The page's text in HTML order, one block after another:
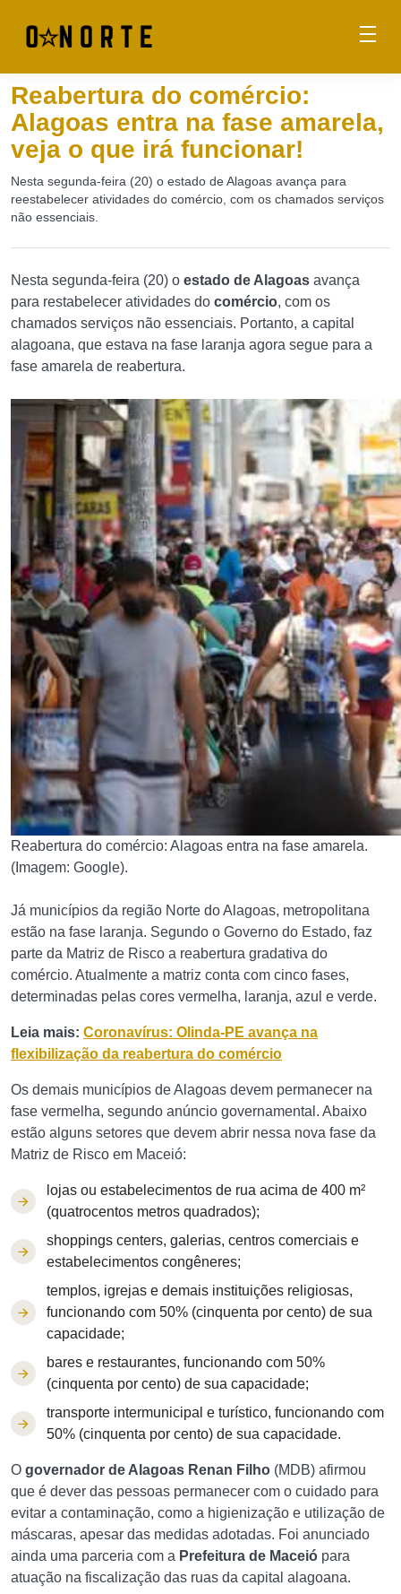
Reabertura do comércio:
Alagoas entra na fase amarela,
veja o que irá funcionar!
Nesta segunda-feira (20) o estado de Alagoas avança para
reestabelecer atividades do comércio, com os chamados serviços
não essenciais.
Nesta segunda-feira (20) o estado de Alagoas avança
para restabelecer atividades do comércio, com os
chamados serviços não essenciais. Portanto, a capital
alagoana, que estava na fase laranja agora segue para a
fase amarela de reabertura.
Reabertura do comércio: Alagoas entra na fase amarela.
(Imagem: Google).
Já municípios da região Norte do Alagoas, metropolitana
estão na fase laranja. Segundo o Governo do Estado, faz
parte da Matriz de Risco a reabertura gradativa do
comércio. Atualmente a matriz conta com cinco fases,
determinadas pelas cores vermelha, laranja, azul e verde.
Leia mais: Coronavírus: Olinda-PE avança na
flexibilização da reabertura do comércio
Os demais municípios de Alagoas devem permanecer na
fase vermelha, segundo anúncio governamental. Abaixo
estão alguns setores que devem abrir nessa nova fase da
Matriz de Risco em Maceió:
lojas ou estabelecimentos de rua acima de 400 m²
(quatrocentos metros quadrados);
shoppings centers, galerias, centros comerciais e
estabelecimentos congêneres;
templos, igrejas e demais instituições religiosas,
funcionando com 50% (cinquenta por cento) de sua
capacidade;
bares e restaurantes, funcionando com 50%
(cinquenta por cento) de sua capacidade;
transporte intermunicipal e turístico, funcionando com
50% (cinquenta por cento) de sua capacidade.
O governador de Alagoas Renan Filho (MDB) afirmou
que é dever das pessoas permanecer com o cuidado para
evitar a contaminação, como a higienização e utilização de
máscaras, apesar das medidas adotadas. Foi anunciado
ainda uma parceria com a Prefeitura de Maceió para
atuação na fiscalização das ruas da capital alagoana.